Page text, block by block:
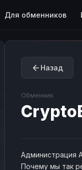
Для обменников
Назад
Обменник
Администрация
Почему мы так